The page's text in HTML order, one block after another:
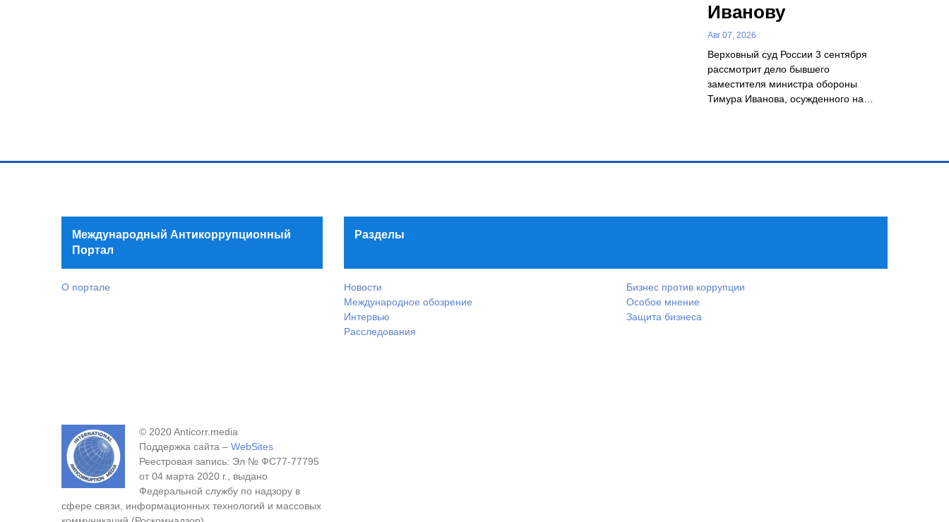
Иванову
Авг 07, 2026
Верховный суд России 3 сентября
рассмотрит дело бывшего
заместителя министра обороны
Тимура Иванова, осужденного на…
Международный Антикоррупционный
Портал
О портале
Разделы
Новости
Международное обозрение
Интервью
Расследования
Бизнес против коррупции
Особое мнение
Защита бизнеса
© 2020 Anticorr.media
Поддержка сайта – WebSites
Реестровая запись: Эл № ФС77-77795
от 04 марта 2020 г., выдано
Федеральной службу по надзору в
сфере связи, информационных технологий и массовых